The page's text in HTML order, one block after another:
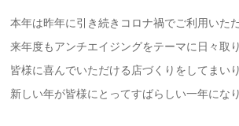
本年は昨年に引き続きコロナ禍でご利用いた
来年度もアンチエイジングをテーマに日々取
皆様に喜んでいただける店づくりをしてまい
新しい年が皆様にとってすばらしい一年にな